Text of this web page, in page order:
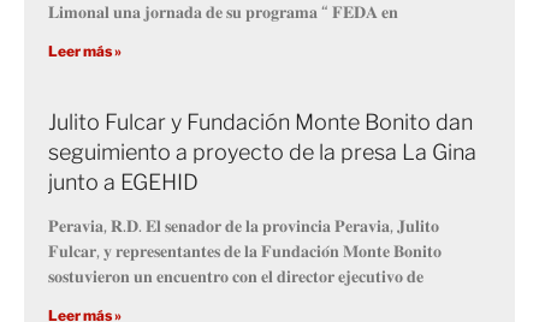
𝐋𝐢𝐦𝐨𝐧𝐚𝐥 𝐮𝐧𝐚 𝐣𝐨𝐫𝐧𝐚𝐝𝐚 𝐝𝐞 𝐬𝐮 𝐩𝐫𝐨𝐠𝐫𝐚𝐦𝐚 “ 𝐅𝐄𝐃𝐀 𝐞𝐧
Leer más »
Julito Fulcar y Fundación Monte Bonito dan
seguimiento a proyecto de la presa La Gina
junto a EGEHID
𝐏𝐞𝐫𝐚𝐯𝐢𝐚, 𝐑.𝐃. 𝐄𝐥 𝐬𝐞𝐧𝐚𝐝𝐨𝐫 𝐝𝐞 𝐥𝐚 𝐩𝐫𝐨𝐯𝐢𝐧𝐜𝐢𝐚 𝐏𝐞𝐫𝐚𝐯𝐢𝐚, 𝐉𝐮𝐥𝐢𝐭𝐨
𝐅𝐮𝐥𝐜𝐚𝐫, 𝐲 𝐫𝐞𝐩𝐫𝐞𝐬𝐞𝐧𝐭𝐚𝐧𝐭𝐞𝐬 𝐝𝐞 𝐥𝐚 𝐅𝐮𝐧𝐝𝐚𝐜𝐢𝐨́𝐧 𝐌𝐨𝐧𝐭𝐞 𝐁𝐨𝐧𝐢𝐭𝐨
𝐬𝐨𝐬𝐭𝐮𝐯𝐢𝐞𝐫𝐨𝐧 𝐮𝐧 𝐞𝐧𝐜𝐮𝐞𝐧𝐭𝐫𝐨 𝐜𝐨𝐧 𝐞𝐥 𝐝𝐢𝐫𝐞𝐜𝐭𝐨𝐫 𝐞𝐣𝐞𝐜𝐮𝐭𝐢𝐯𝐨 𝐝𝐞
Leer más »